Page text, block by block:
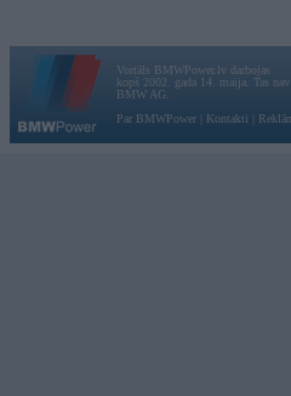
Vortāls BMWPower.lv darbojas
kopš 2002. gada 14. maija. Tas
BMW AG.
Par BMWPower
Kontakti